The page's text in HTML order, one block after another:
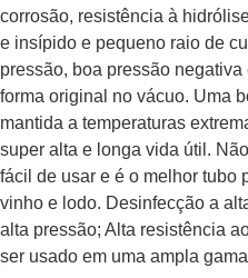
corrosão, resistência à
e insípido e pequeno raio de
pressão, boa pressão
forma original no vácuo. Uma
mantida a temperaturas
super alta e longa vida útil.
fácil de usar e é o melhor tubo
vinho e lodo. Desinfecção a
alta pressão; Alta resistência
ser usado em uma ampla